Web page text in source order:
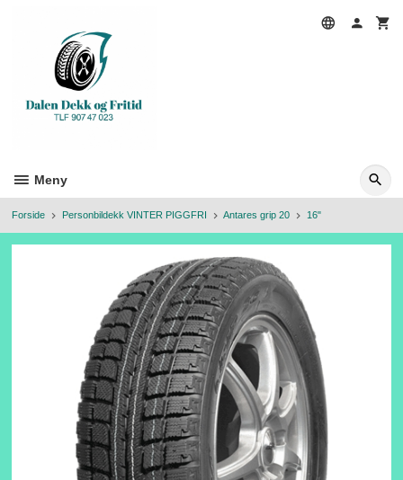
Meny
Forside Personbildekk VINTER PIGGFRI Antares grip 20 16"